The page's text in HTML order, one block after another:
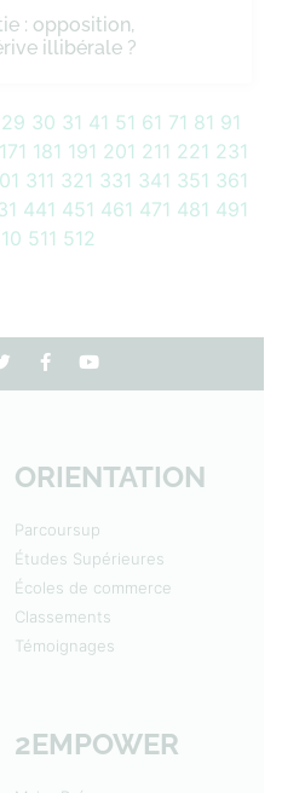
: opposition,
illibérale ?
29 30 31 41 51 61 71 81 91
171 181 191 201 211 221 231
311 321 331 341 351 361
441 451 461 471 481 491
511 512
ORIENTATION
Parcoursup
Études Supérieures
Écoles de commerce
Classements
Témoignages
2EMPOWER